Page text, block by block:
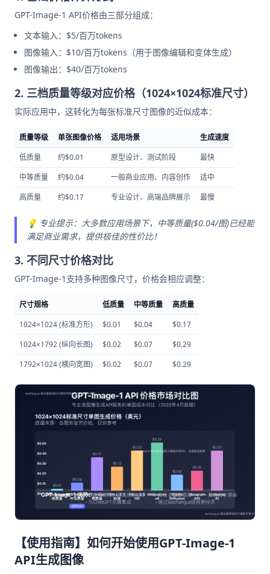
GPT-Image-1 API价格由三部分组成：
文本输入：$5/百万tokens
图像输入：$10/百万tokens（用于图像编辑和变体生成）
图像输出：$40/百万tokens
2. 三档质量等级对应价格（1024×1024标准尺寸）
实际应用中，这转化为每张标准尺寸图像的近似成本：
质量等级 单张图像价格 适用场景
生成速度
低质量
约$0.01 原型设计、测试阶段
最快
中等质量
约$0.04 一般商业应用、内容创作
适中
高质量
约$0.17 专业设计、高端品牌展示 最慢
💡 专业提示：大多数应用场景下，中等质量($0.04/图)已经能
满足商业需求，提供极佳的性价比！
3. 不同尺寸价格对比
GPT-Image-1支持多种图像尺寸，价格会相应调整：
尺寸规格 低质量 中等质量
高质量
1024×1024 (标准方形)
$0.01 $0.04
$0.17
1024×1792 (纵向长图)
$0.02 $0.07
$0.29
1792×1024 (横向宽图)
$0.02 $0.07 $0.29
【使用指南】如何开始使用GPT-Image-1
API生成图像